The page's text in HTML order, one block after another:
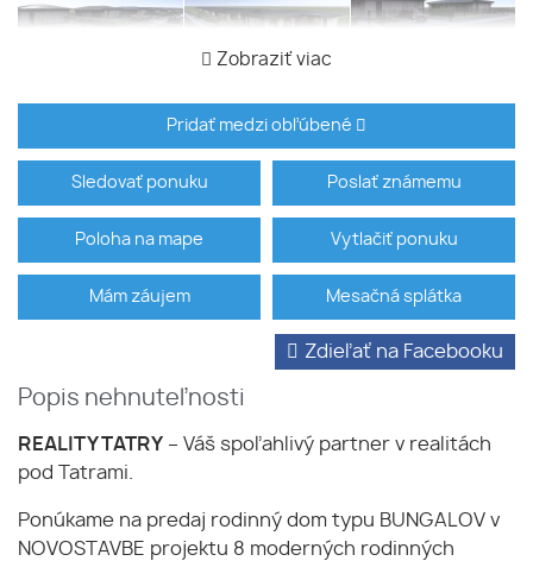
Zobraziť viac
Pridať medzi obľúbené
Sledovať ponuku Poslať známemu
Poloha na mape Vytlačiť ponuku
Mám záujem Mesačná splátka
Popis nehnuteľnosti
Zdieľať na Facebooku
REALITY TATRY – Váš spoľahlivý partner v realitách
pod Tatrami.
Ponúkame na predaj rodinný dom typu BUNGALOV v
NOVOSTAVBE projektu 8 moderných rodinných